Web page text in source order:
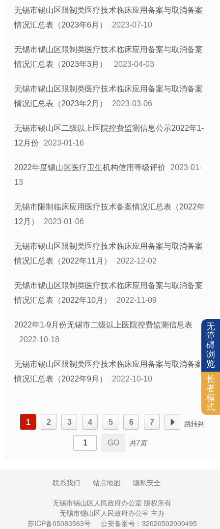
无锡市锡山区限制类医疗技术临床应用备案与取消备案
情况汇总表（2023年6月）
2023-07-10
无锡市锡山区限制类医疗技术临床应用备案与取消备案
情况汇总表（2023年3月）
2023-04-03
无锡市锡山区限制类医疗技术临床应用备案与取消备案
情况汇总表（2023年2月）
2023-03-06
无锡市锡山区二级以上医院控费监测信息公示2022年1-
12月份
2023-01-16
2022年度锡山区医疗卫生机构信用等级评价
2023-01-
13
无锡市限制临床应用医疗技术备案情况汇总表（2022年
12月）
2023-01-06
无锡市锡山区限制类医疗技术临床应用备案与取消备案
情况汇总表（2022年11月）
2022-12-02
无锡市锡山区限制类医疗技术临床应用备案与取消备案
情况汇总表（2022年10月）
2022-11-09
2022年1-9月份无锡市二级以上医院控费监测信息表
2022-10-18
无锡市锡山区限制类医疗技术临床应用备案与取消备案
情况汇总表（2022年9月）
2022-10-10
1 2 3 4 5 6 7 跳转到
共7页
联系我们 站点地图 隐私安全
无锡市锡山区人民政府办公室 版权所有
无锡市锡山区人民政府办公室 主办
苏ICP备05083563号
公安备案号：32020502000495
无
障
碍
浏
览
长
者
模
式